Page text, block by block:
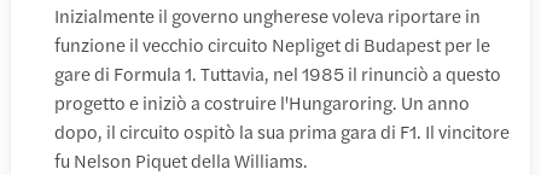
Inizialmente il governo ungherese voleva riportare in
funzione il vecchio circuito Nepliget di Budapest per le
gare di Formula 1. Tuttavia, nel 1985 il rinunciò a questo
progetto e iniziò a costruire l'Hungaroring. Un anno
dopo, il circuito ospitò la sua prima gara di F1. Il vincitore
fu Nelson Piquet della Williams.